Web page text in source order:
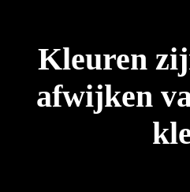
Kleuren
afwijken